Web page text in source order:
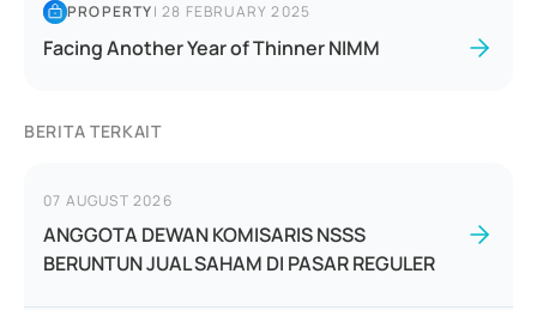
PROPERTY|28 FEBRUARY 2025
Facing Another Year of Thinner NIMM
BERITA TERKAIT
07 AUGUST 2026
ANGGOTA DEWAN KOMISARIS NSSS
BERUNTUN JUAL SAHAM DI PASAR REGULER